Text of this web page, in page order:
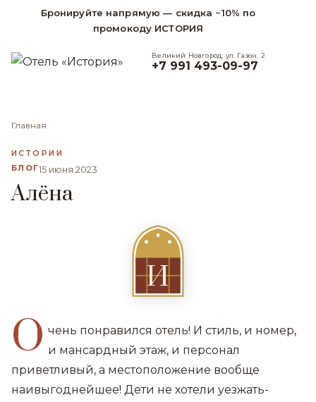
Бронируйте напрямую — скидка −10% по
промокоду ИСТОРИЯ
Великий Новгород, ул. Газон, 2
+7 991 493-09-97
Главная
ИСТОРИИ
БЛОГ15 июня 2023
Алёна
И
О чень понравился отель! И стиль, и номер,
и мансардный этаж, и персонал
приветливый, а местоположение вообще
наивыгоднейшее! Дети не хотели уезжать-